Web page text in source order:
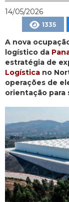
14/05/2026
1335
A nova
logístico da
estratégia de
Logística no
operações de
orientação